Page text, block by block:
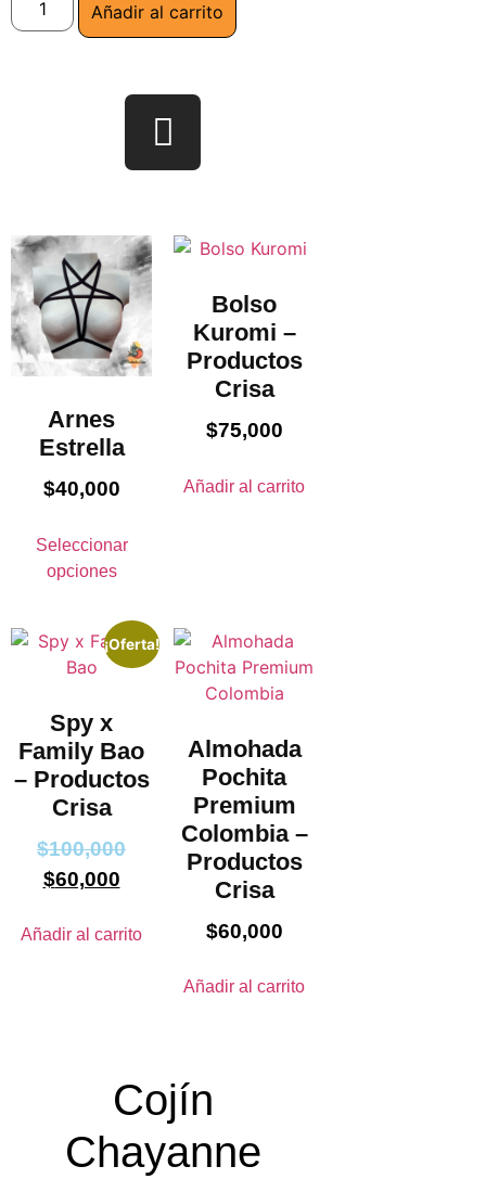
Añadir al carrito
Arnes
Estrella
$40,000
Seleccionar
opciones
Bolso
Kuromi –
Productos
Crisa
$75,000
Añadir al carrito
¡Oferta!
Spy x
Family Bao
– Productos
Crisa
$100,000
$60,000
Añadir al carrito
Almohada
Pochita
Premium
Colombia –
Productos
Crisa
$60,000
Añadir al carrito
Cojín
Chayanne